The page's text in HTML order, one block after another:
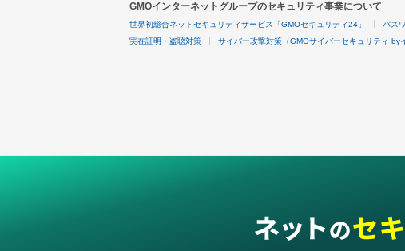
GMOインターネットグループのセキュリティ事業について
世界初総合ネットセキュリティサービス「GMOセキュリティ24」 パス
実在証明・盗聴対策 サイバー攻撃対策（GMOサイバーセキュリティ by